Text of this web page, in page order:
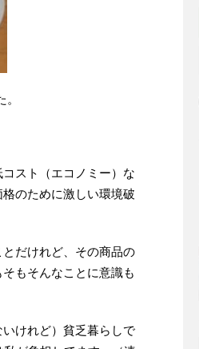
スト（エコノミー）な
のために激しい環境破
だけれど、その商品の
もそんなことに意識も
けれど）貧乏暮らしで